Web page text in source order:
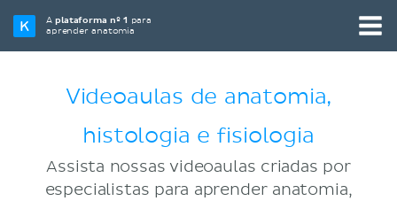
Aplataforma nº 1 para
aprender anatomia
Videoaulas de anatomia,
histologia e fisiologia
Assista nossas videoaulas criadas por
especialistas para aprender anatomia,